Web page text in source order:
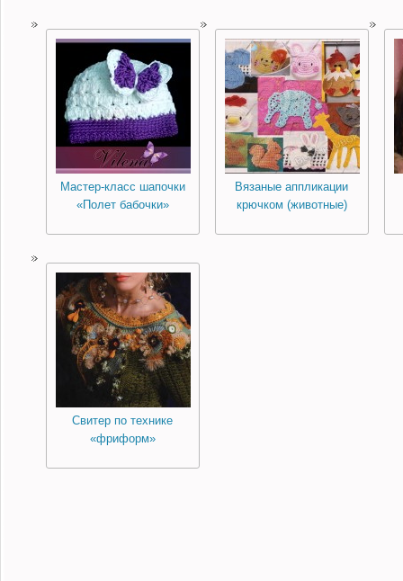
Мастер-класс шапочки
«Полет бабочки»
Вязаные аппликации
крючком (животные)
Свитер по технике
«фриформ»